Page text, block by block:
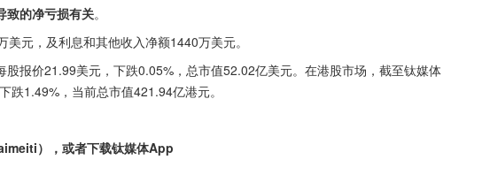
致的净亏损有关。
元，及利息和其他收入净额1440万美元。
股报价21.99美元，下跌0.05%，总市值52.02亿美元。在港股市场，截至钛媒体
跌1.49%，当前总市值421.94亿港元。
），或者下载钛媒体App